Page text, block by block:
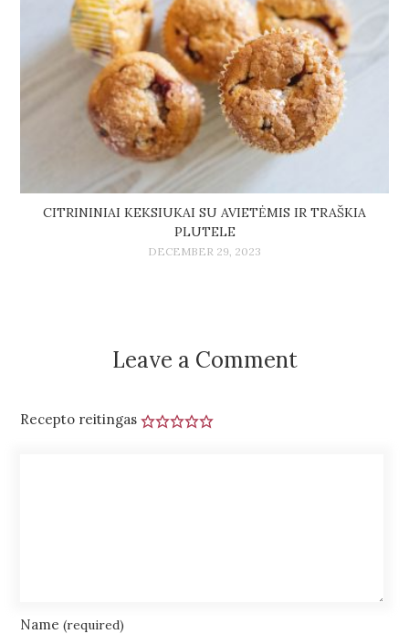
CITRININIAI KEKSIUKAI SU AVIETĖMIS IR TRAŠKIA
PLUTELE
DECEMBER 29, 2023
Leave a Comment
Recepto reitingas
Name(required)